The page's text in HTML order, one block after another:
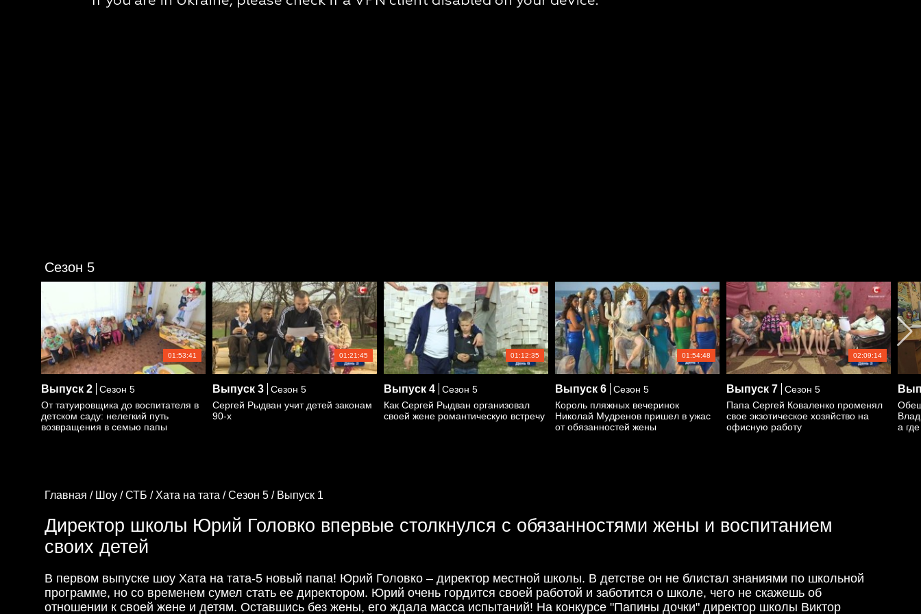
Сезон 5
01:53:41
Выпуск 2
Сезон 5
От татуировщика до воспитателя в
детском саду: нелегкий путь
возвращения в семью папы
01:21:45
Выпуск 3
Сезон 5
Сергей Рыдван учит детей законам
90-х
01:12:35
Выпуск 4
Сезон 5
Как Сергей Рыдван организовал
своей жене романтическую встречу
01:54:48
Выпуск 6
Сезон 5
Король пляжных вечеринок
Николай Мудренов пришел в ужас
от обязанностей жены
02:09:14
Выпуск 7
Сезон 5
Папа Сергей Коваленко променял
свое экзотическое хозяйство на
офисную работу
а
Главная / Шоу /СТБ / Хата на тата /Сезон 5 / Выпуск 1
Директор школы Юрий Головко впервые столкнулся с обязанностями жены и воспитанием
своих детей
В первом выпуске шоу Хата на тата-5 новый папа! Юрий Головко – директор местной школы. В детстве он не блистал знаниями по школьной
программе, но со временем сумел стать ее директором. Юрий очень гордится своей работой и заботится о школе, чего не скажешь об
отношении к своей жене и детям. Оставшись без жены, его ждала масса испытаний! На конкурсе "Папины дочки" директор школы Виктор